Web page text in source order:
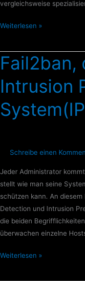
vergleichsweise
Weiterlesen »
Fail2ban,
Intrusion
Schreibe einen
Jeder Administrator
stellt wie man seine
schützen kann. An
Detection und Intrusion
die beiden
überwachen einzelne
Fail2ban,
das
einfache
Intrusion
Prevention
System(IPS)
Weiterlesen »